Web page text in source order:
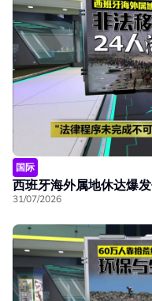
国际
西班牙海外属地休达爆
31/07/2026